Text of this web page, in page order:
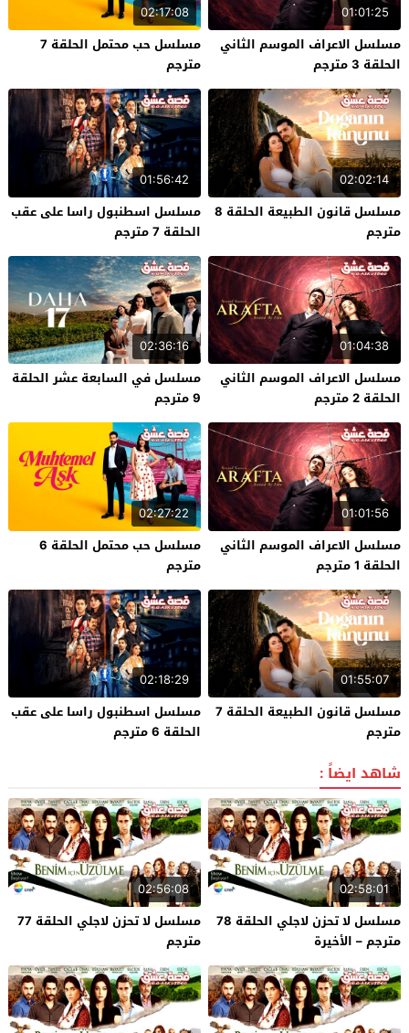
01:01:25
مسلسل الاعراف الموسم الثاني
الحلقة 3 مترجم
02:17:08
مسلسل حب محتمل الحلقة 7
مترجم
02:02:14
مسلسل قانون الطبيعة الحلقة 8
مترجم
01:56:42
مسلسل اسطنبول راسا على عقب
الحلقة 7 مترجم
01:04:38
مسلسل الاعراف الموسم الثاني
الحلقة 2 مترجم
02:36:16
مسلسل في السابعة عشر الحلقة
9 مترجم
01:01:56
مسلسل الاعراف الموسم الثاني
الحلقة 1 مترجم
02:27:22
مسلسل حب محتمل الحلقة 6
مترجم
01:55:07
مسلسل قانون الطبيعة الحلقة 7
مترجم
02:18:29
مسلسل اسطنبول راسا على عقب
الحلقة 6 مترجم
شاهد ايضاً :
02:58:01
مسلسل لا تحزن لاجلي الحلقة 78
مترجم – الأخيرة
02:56:08
مسلسل لا تحزن لاجلي الحلقة 77
مترجم